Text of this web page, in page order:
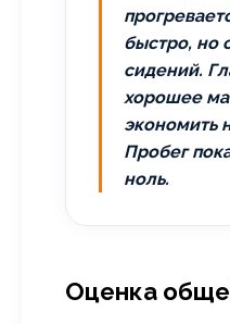
быстро, но
сидений.
хорошее
экономить
Пробег
ноль.
Оценка